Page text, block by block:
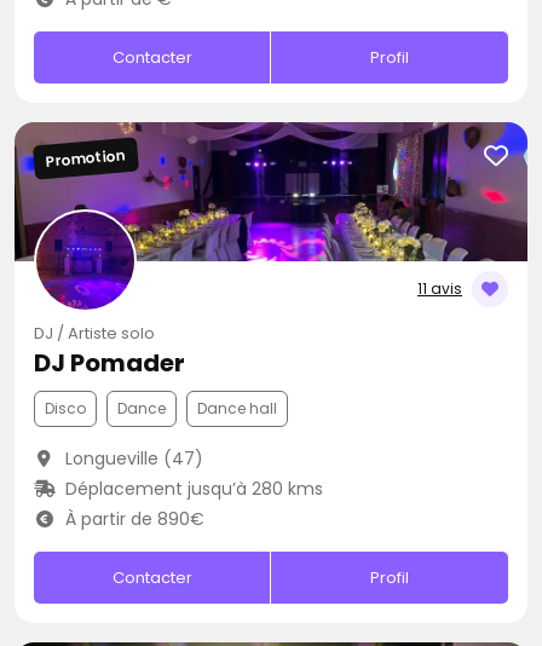
Contacter Profil
11 avis
Promotion
DJ / Artiste solo
DJ Pomader
Disco Dance Dance hall
Longueville (47)
Déplacement jusqu’à 280 kms
À partir de 890€
Contacter Profil